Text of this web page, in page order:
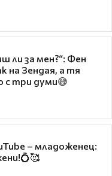
ли за мен?“: Фен
на Зендая, а тя
с три думи😅
– младоженец: